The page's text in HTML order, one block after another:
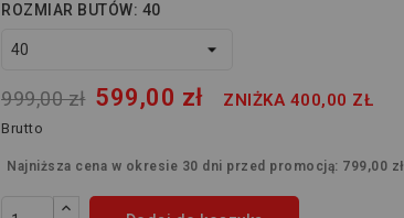
ROZMIAR BUTÓW: 40
999,00 zł 599,00 zł ZNIŻKA 400,00 ZŁ
Brutto
Najniższa cena w okresie 30 dni przed promocją: 799,00 zł